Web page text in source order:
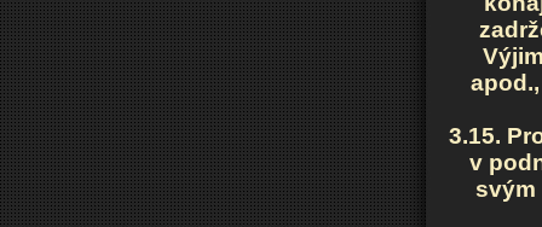
3.15.
v
svým